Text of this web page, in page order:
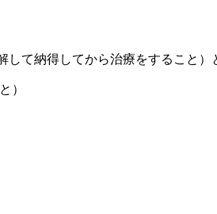
して納得してから治療をすること）
）